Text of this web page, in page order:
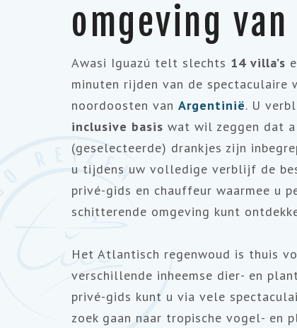
omgeving van
Awasi Iguazú telt slechts 14 villa’s
minuten rijden van de spectaculaire
noordoosten van Argentinië. U
inclusive basis wat wil zeggen dat
(geselecteerde) drankjes zijn
u tijdens uw volledige verblijf de
privé-gids en chauffeur waarmee u
schitterende omgeving kunt
Het Atlantisch regenwoud is thuis
verschillende inheemse dier- en
privé-gids kunt u via vele
zoek gaan naar tropische vogel- en